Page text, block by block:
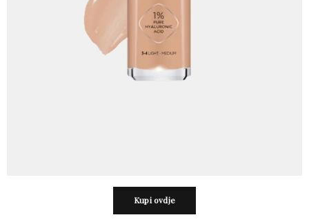
Kupi ovdje